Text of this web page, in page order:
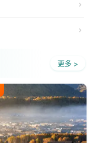
更多 >